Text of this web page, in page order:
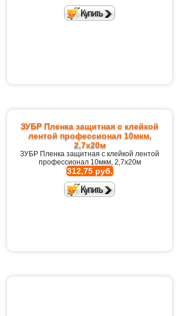
ЗУБР Пленка защитная с клейкой
лентой профессионал 10мкм,
2,7х20м
ЗУБР Пленка защитная с клейкой лентой
профессионал 10мкм, 2,7х20м
312,75 руб.